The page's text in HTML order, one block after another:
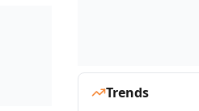
Trends